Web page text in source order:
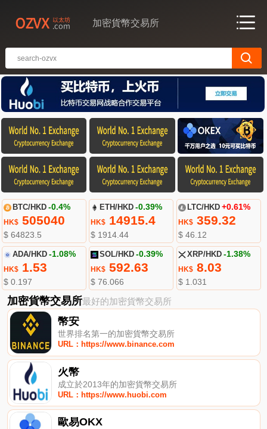
加密貨幣交易所
BTC/HKD -0.4%
HK$505040
$ 64823.5
ETH/HKD -0.39%
HK$ 14915.4
$ 1914.44
LTC/HKD +0.61%
HK$359.32
$ 46.12
ADA/HKD -1.08%
HK$1.53
$ 0.197
SOL/HKD -0.39%
HK$ 592.63
$ 76.066
XRP/HKD -1.38%
HK$8.03
$ 1.031
加密貨幣交易所最好的加密貨幣交易所
幣安
世界排名第一的加密貨幣交易所
URL：https://www.binance.com
火幣
成立於2013年的加密貨幣交易所
URL：https://www.huobi.com
歐易OKX